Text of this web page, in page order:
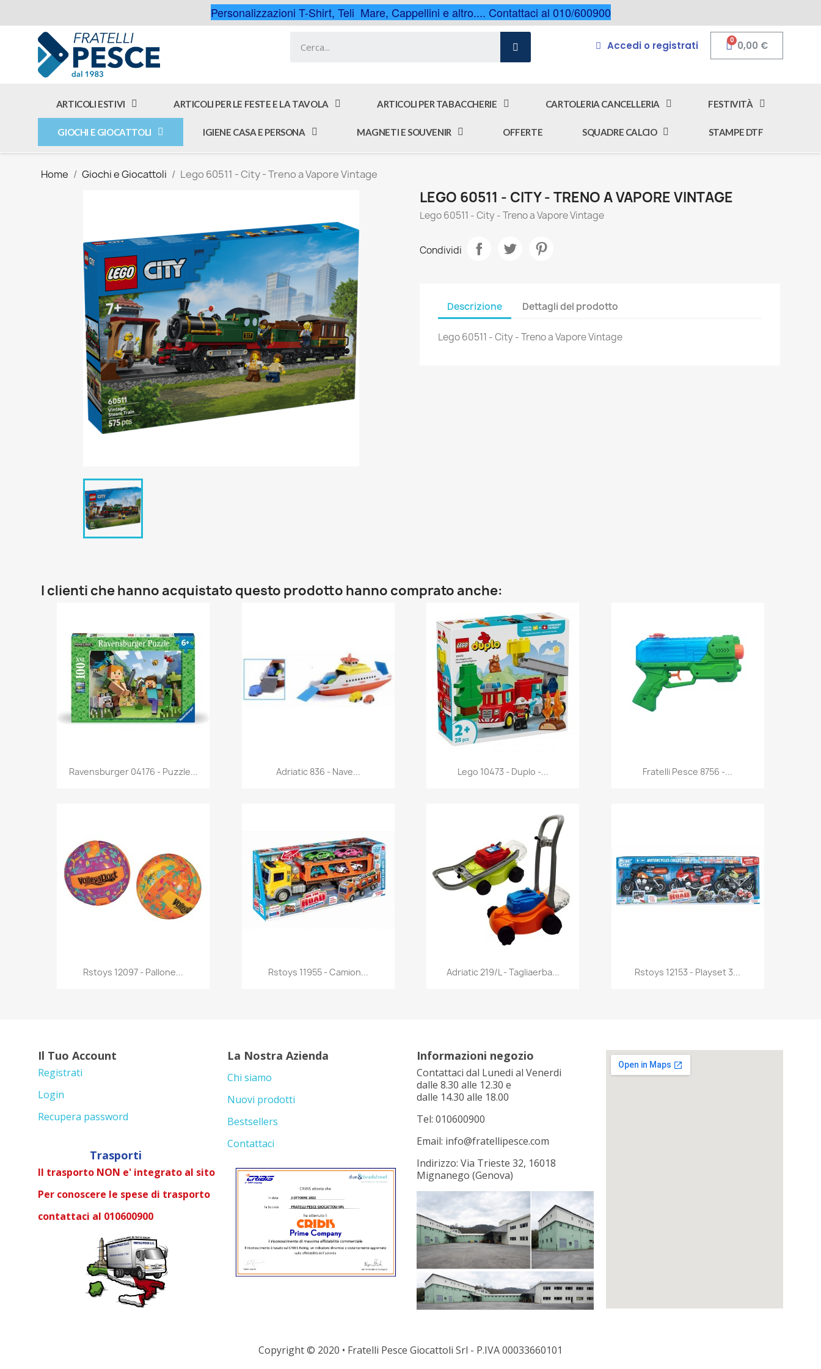
Personalizzazioni T-Shirt, Teli Mare, Cappellini e altro.... Contattaci al 010/600900
Accedi o registrati 0,00 €
ARTICOLI ESTIVI ARTICOLI PER LE FESTE E LA TAVOLA ARTICOLI PER TABACCHERIE CARTOLERIA CANCELLERIA FESTIVITÀ
GIOCHI E GIOCATTOLI IGIENE CASA E PERSONA MAGNETI E SOUVENIR OFFERTE SQUADRE CALCIO STAMPE DTF
Home Giochi e Giocattoli Lego 60511 - City - Treno a Vapore Vintage
LEGO 60511 - CITY - TRENO A VAPORE VINTAGE
Lego 60511 - City - Treno a Vapore Vintage
Condividi
Descrizione Dettagli del prodotto
Lego 60511 - City - Treno a Vapore Vintage
I clienti che hanno acquistato questo prodotto hanno comprato anche:
Anteprima
Ravensburger 04176 - Puzzle... Anteprima
Adriatic 836 - Nave... Anteprima
Lego 10473 - Duplo -... Anteprima
Fratelli Pesce 8756 -...
 Anteprima
Rstoys 12097 - Pallone...  Anteprima
Rstoys 11955 - Camion... Anteprima
Adriatic 219/L - Tagliaerba... Anteprima
Rstoys 12153 - Playset 3...
Il Tuo Account
Registrati
Login
Recupera password
Trasporti
Il trasporto NON e' integrato al sito
Per conoscere le spese di trasporto
contattaci al 010600900
La Nostra Azienda
Chi siamo
Nuovi prodotti
Bestsellers
Contattaci
Informazioni negozio
Contattaci dal Lunedi al Venerdi
dalle 8.30 alle 12.30 e
dalle 14.30 alle 18.00
Tel: 010600900
Email: info@fratellipesce.com
Indirizzo: Via Trieste 32, 16018
Mignanego (Genova)
Copyright © 2020 • Fratelli Pesce Giocattoli Srl - P.IVA 00033660101